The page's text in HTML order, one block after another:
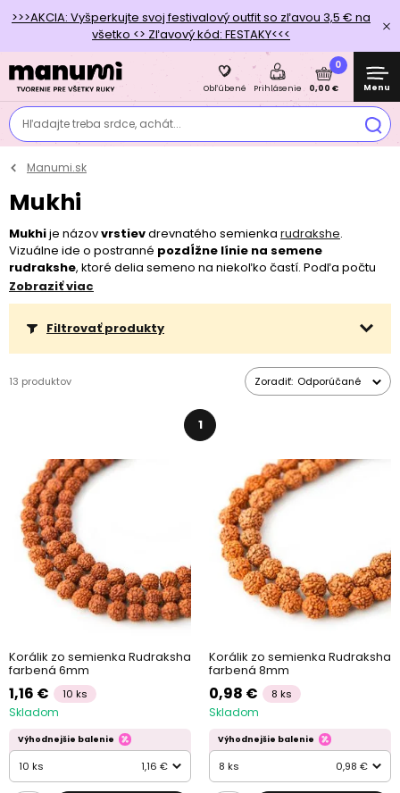
>>>AKCIA: Vyšperkujte svoj festivalový outfit so zľavou 3,5 € na
všetko <> Zľavový kód: FESTAKY<<<
Hľadajte treba srdce, achát...
Obľúbené Prihlásenie
0
0,00 € Menu
Manumi.sk
Mukhi
Mukhije názovvrstievdrevnatého semienka rudrakshe.
Vizuálne ide o postranné pozdĺžne línie na semene
rudrakshe, ktoré delia semeno na niekoľko častí. Podľa počtu
mukhi sa odvíja
prirodzene pri vzniku semena. Medzi drahšie typy rudrakshe
patria tie, ktoré majú 1 „mukhi“, a potom od 14 „mukhi“ vyššie. Čím
viac „mukhi“, tým je semeno vzácnejšie. My ponúkame rudrakshu
s 5 „mukhi“.
Zobraziť viac
Filtrovať produkty
13 produktov Zoradiť: Odporúčané
1
Korálik zo semienka Rudraksha
farbená 6mm
1,16 € 10 ks
Skladom
Výhodnejšie balenie
10 ks 1,16 €
Korálik zo semienka Rudraksha
farbená 8mm
0,98 € 8 ks
Skladom
Výhodnejšie balenie
8 ks 0,98 €